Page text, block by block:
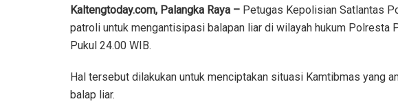
Kaltengtoday.com, Palangka Raya – Petugas Kepolisian Satlantas
patroli untuk mengantisipasi balapan liar di wilayah hukum Polresta
Pukul 24.00 WIB.
Hal tersebut dilakukan untuk menciptakan situasi Kamtibmas yang
balap liar.